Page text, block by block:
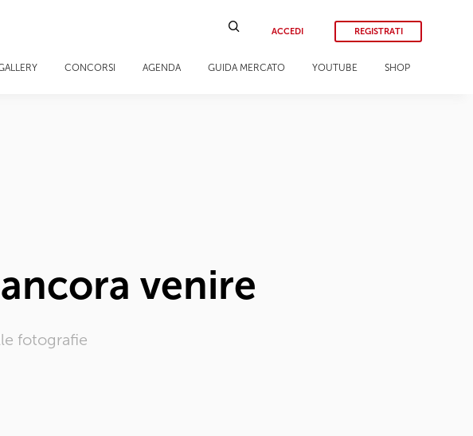
ACCEDI REGISTRATI
CONCORSI AGENDA GUIDA MERCATO YOUTUBE SHOP
venire
fotografie